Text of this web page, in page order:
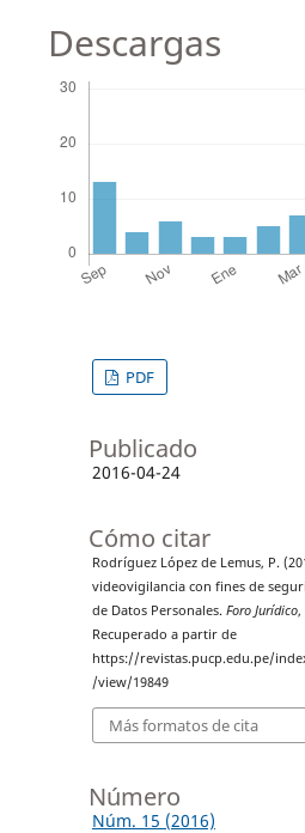
Descargas
PDF
Publicado
2016-04-24
Cómo citar
Rodríguez López de Lemus, P.
videovigilancia con fines de
de Datos Personales. Foro Jurídico,
Recuperado a partir de
https://revistas.pucp.edu.pe/
/view/19849
Más formatos de cita
Número
Núm. 15 (2016)